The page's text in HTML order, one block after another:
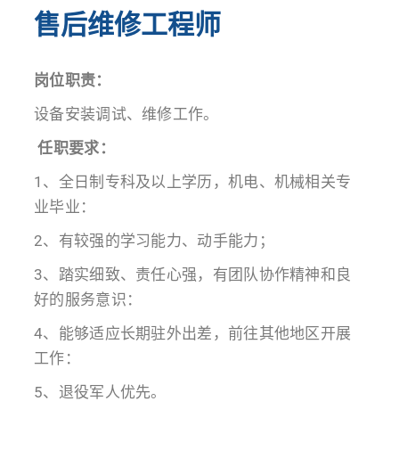
售后维修工程师
岗位职责：
设备安装调试、维修工作。
任职要求：
1、全日制专科及以上学历，机电、机械相关专
业毕业：
2、有较强的学习能力、动手能力；
3、踏实细致、责任心强，有团队协作精神和良
好的服务意识：
4、能够适应长期驻外出差，前往其他地区开展
工作：
5、退役军人优先。